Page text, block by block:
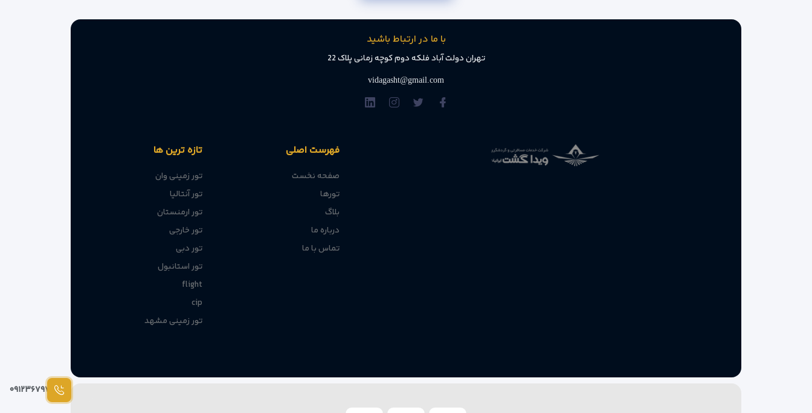
با ما در ارتباط باشید
تهران دولت آباد فلکه دوم کوچه زمانی پلاک 22
vidagasht@gmail.com
فهرست اصلی
صفحه نخست
تورها
بلاگ
درباره ما
تماس با ما
تازه ترین ها
تور زمینی وان
تور آنتالیا
تور ارمنستان
تور خارجی
تور دبی
تور استانبول
flight
cip
تور زمینی مشهد
۰۹۱۲۳۶۷۹۷۸۷